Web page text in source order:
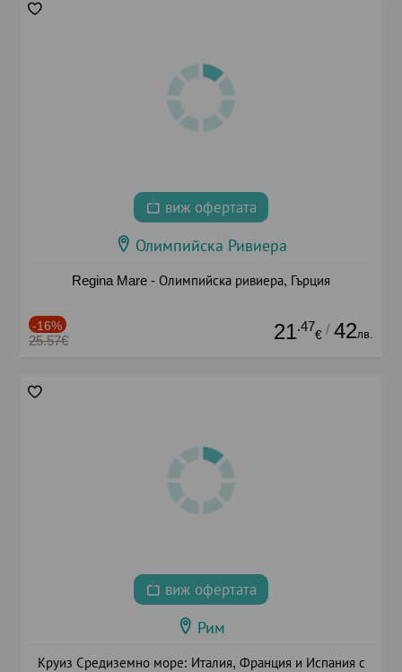
виж офертата
Олимпийска Ривиера
Regina Mare - Олимпийска ривиера, Гърция
-16%
25.57€ 21.47
€ / 42лв.
виж офертата
Рим
Круиз Средиземно море: Италия, Франция и Испания с